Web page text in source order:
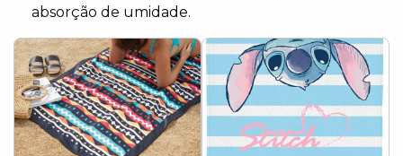
absorção de umidade.